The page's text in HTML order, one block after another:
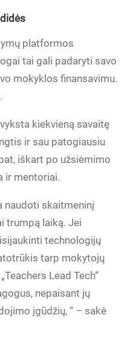
platformos
tai gali padaryti savo
mokyklos finansavimu.
kiekvieną savaitę
ir sau patogiausiu
iškart po užsiėmimo
ir mentoriai.
naudoti skaitmeninį
trumpą laiką. Jei
technologijų
tarp mokytojų
Lead Tech“
nepaisant jų
įgūdžių, “ – sakė